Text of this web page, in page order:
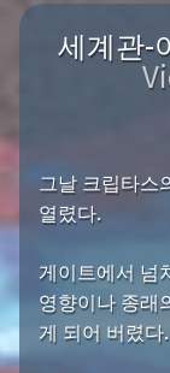
세계관-
그날 크립타스
열렸다.
게이트에서 넘
영향이나 종래
게 되어 버렸다.